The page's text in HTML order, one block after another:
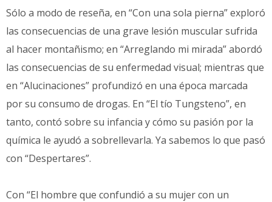
Sólo a modo de reseña, en “Con una sola pierna” exploró
las consecuencias de una grave lesión muscular sufrida
al hacer montañismo; en “Arreglando mi mirada” abordó
las consecuencias de su enfermedad visual; mientras que
en “Alucinaciones” profundizó en una época marcada
por su consumo de drogas. En “El tío Tungsteno”, en
tanto, contó sobre su infancia y cómo su pasión por la
química le ayudó a sobrellevarla. Ya sabemos lo que pasó
con “Despertares”.
Con “El hombre que confundió a su mujer con un